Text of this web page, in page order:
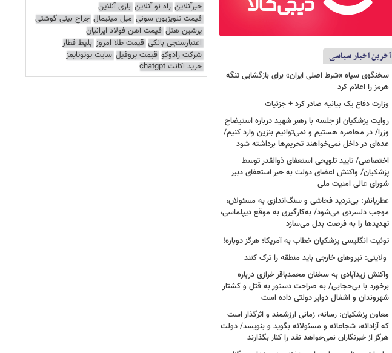
آخرین اخبار سیاسی
سخنگوی سپاه «شرط اصلی ایران» برای بازگشایی تنگه
هرمز را اعلام کرد
وزارت دفاع یک بیانیه صادر کرد + جزئیات
روایت پزشکیان از جلسه با رهبر شهید درباره استیضاح
وزرا/ در محاصره هستیم و نمی‌توانیم بنزین وارد کنیم/
عده‌ای در داخل نمی‌خواهند تحریم‌ها برداشته شود
اختصاصی/ تایید تلویحی استعفای ذوالقدر توسط
پزشکیان/ واکنش اعضای دولت به خبر استعفای دبیر
شورای عالی امنیت ملی
عطریانفر: بی‌تردید فحاشی و سنگ‌اندازی به مسئولان،
موجب دلسردی می‌شود/ به‌کارگیری به موقع دیپلماسی،
تهدیدها را به فرصت بدل می‌سازد
توئیت انگلیسی پزشکیان خطاب به آمریکا؛ هرگز دوباره!
ولایتی: نیروهای خارجی باید منطقه را ترک کنند
واکنش زیدآبادی به سخنان محمدباقر خرازی درباره
برخورد با بی‌حجابی/ به صراحت دستور به قتل و کشتار
شهروندان و اشغال دوایر دولتی داده است
معاون پزشکیان: رسانه، زمانی ارزشمند و اثرگذار است
که آزادانه، شجاعانه و مسئولانه بگوید و بنویسد/ دولت
هرگز از خبرنگاران نمی‌خواهد نقد را کنار بگذارند
خبرآنلاین راه نو آنلاین بازی آنلاین
قیمت تلویزیون سونی مبل مینیمال جراح بینی گوشتی
پرشین هتل قیمت آهن فولاد ایرانیان
اعتبارسنجی بانکی قیمت طلا امروز بلیط قطار
شرکت رادوکو قیمت پروفیل سایت یوتوتایمز
خرید اکانت chatgpt